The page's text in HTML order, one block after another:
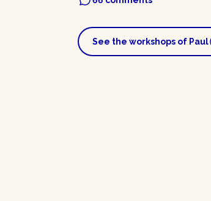
See the workshops of Paul